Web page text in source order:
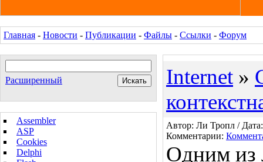
Главная - Новости - Публикации - Файлы - Ссылки - Форум
Расширенный
Assembler
ASP
Cookies
Delphi
Internet »
Автор: Ли Тропл /
Комментарии:
Одним из